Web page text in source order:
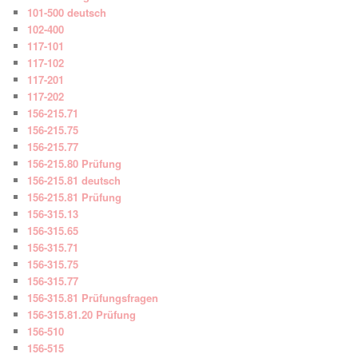
101-500 deutsch
102-400
117-101
117-102
117-201
117-202
156-215.71
156-215.75
156-215.77
156-215.80 Prüfung
156-215.81 deutsch
156-215.81 Prüfung
156-315.13
156-315.65
156-315.71
156-315.75
156-315.77
156-315.81 Prüfungsfragen
156-315.81.20 Prüfung
156-510
156-515